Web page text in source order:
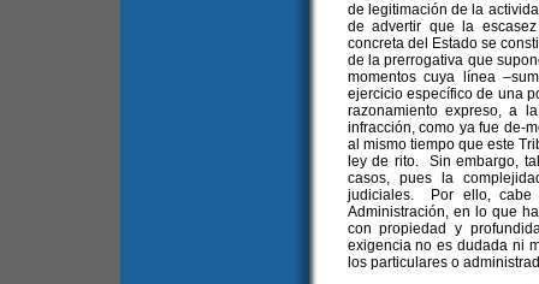
de legitimación de la
de advertir que la
concreta del Estado se
de la prerrogativa que
momentos cuya línea
ejercicio específico de una
razonamiento expreso, a
infracción, como ya fue de-
al mismo tiempo que este
ley de rito. Sin embargo,
casos, pues la
judiciales. Por ello, cabe
Administración, en lo que
con propiedad y
exigencia no es dudada ni
los particulares o